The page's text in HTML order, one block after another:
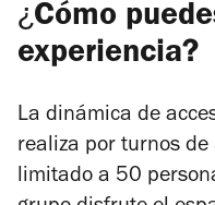
¿Cómo
experiencia?
La dinámica de
realiza por turnos
limitado a 50